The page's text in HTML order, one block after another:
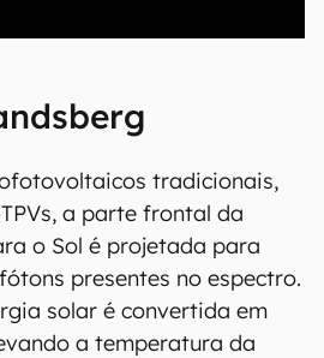
tradicionais,
a parte frontal da
o Sol é projetada para
presentes no espectro.
solar é convertida em
a temperatura da